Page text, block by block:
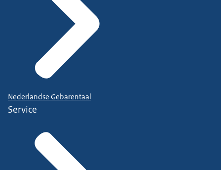
Nederlandse Gebarentaal
Service